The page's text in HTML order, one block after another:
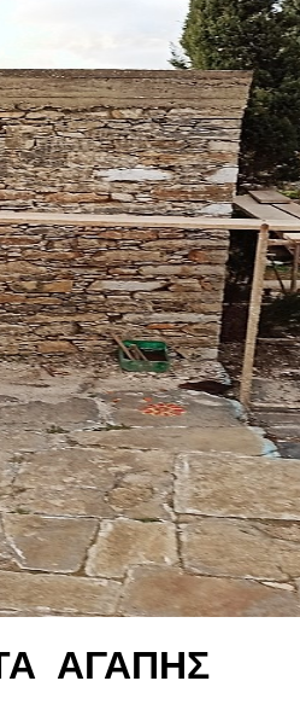
ΑΓΑΠΗΣ